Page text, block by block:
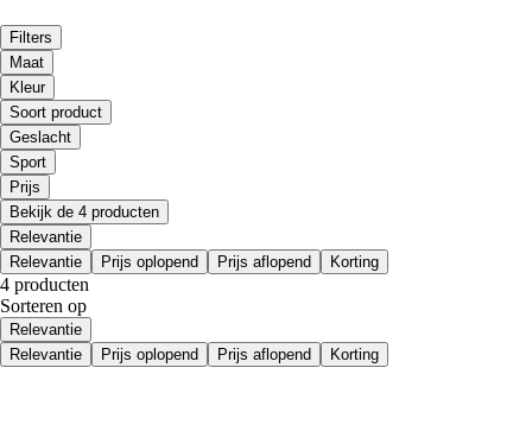
Filters
Maat
Kleur
Soort product
Geslacht
Sport
Prijs
Bekijk de 4 producten
Relevantie
Relevantie
Prijs oplopend Prijs aflopend Korting
4 producten
Sorteren op
Relevantie
Relevantie
Prijs oplopend Prijs aflopend Korting